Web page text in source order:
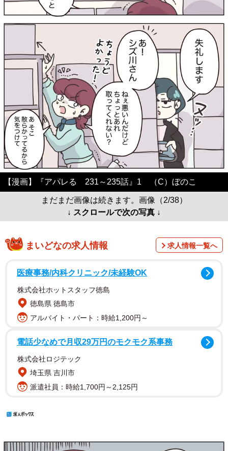
【漫画】『アパレる 231～235話』1 （C）ぼのこ
まだまだ画像は続きます。画像（2/38）
↓ スクロールで次の写真 ↓
まいどなの求人情報 求人情報一覧へ
医療事務/内科クリニック/未経験OK
株式会社ホットスタッフ徳島
徳島県 徳島市
アルバイト・パート：時給1,200円～
電話少なめで月収29万円のモクモク系事務
株式会社ロジテック
埼玉県 吉川市
派遣社員：時給1,700円～2,125円